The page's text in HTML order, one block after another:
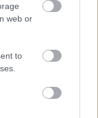
web or
to
hiányára
elfelejtik a
másra terelődik a
ezúttal a közösség